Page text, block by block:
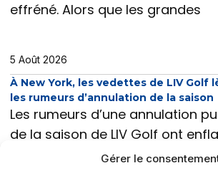
Gérer le
effréné. Alors que les grandes
5 Août 2026
À New York, les vedettes de LIV Golf
les rumeurs d’annulation de la saison
Les rumeurs d’une annulation
de la saison de LIV Golf ont
ces dernières semaines,